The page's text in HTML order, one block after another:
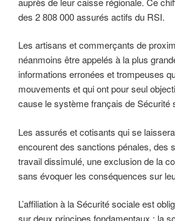
des 2 808 000 assurés actifs du RSI.
Les artisans et commerçants de
néanmoins être appelés à la plus
informations erronées et trompeuses
mouvements et qui ont pour seul
cause le système français de Sécurité
Les assurés et cotisants qui se
encourent des sanctions pénales, des
travail dissimulé, une exclusion de la
sans évoquer les conséquences sur
L’affiliation à la Sécurité sociale est
sur deux principes fondamentaux : la